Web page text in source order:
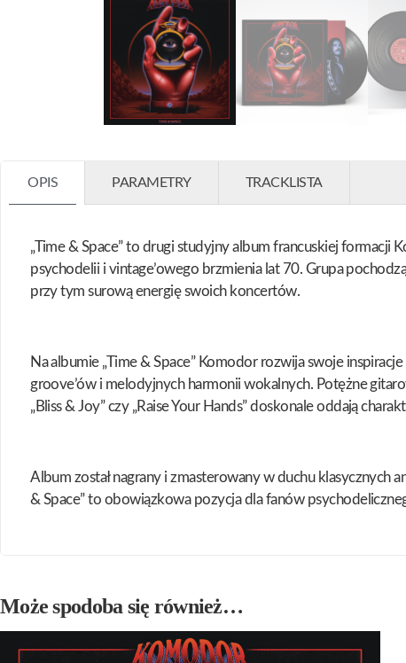
OPIS PARAMETRY TRACKLISTA
„Time & Space” to drugi studyjny album francuskiej formacji
psychodelii i vintage’owego brzmienia lat 70. Grupa
przy tym surową energię swoich koncertów.
Na albumie „Time & Space” Komodor rozwija swoje
groove’ów i melodyjnych harmonii wokalnych. Potężne
„Bliss & Joy” czy „Raise Your Hands” doskonale oddają
Album został nagrany i zmasterowany w duchu klasycznych
& Space” to obowiązkowa pozycja dla fanów
Może spodoba się również…